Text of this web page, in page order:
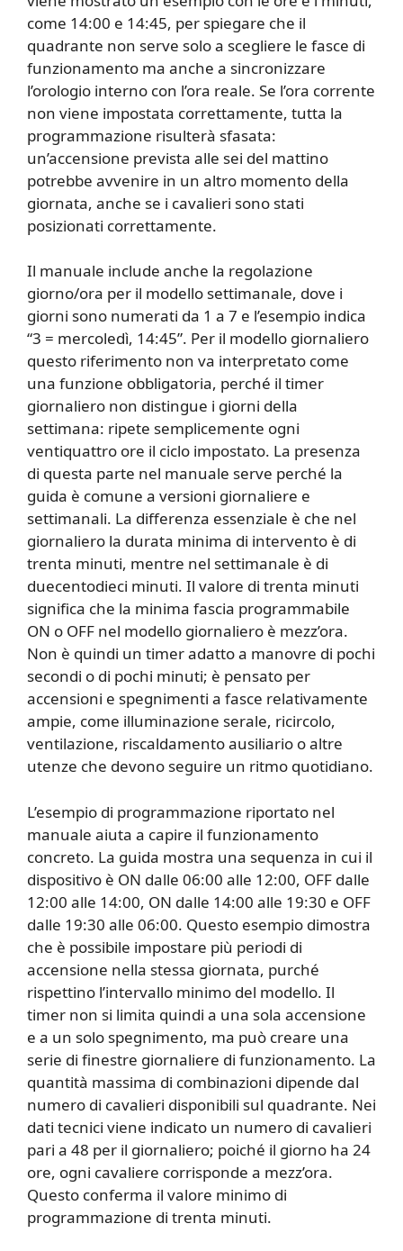
come 14:00 e 14:45, per spiegare che il
quadrante non serve solo a scegliere le fasce di
funzionamento ma anche a sincronizzare
l’orologio interno con l’ora reale. Se l’ora corrente
non viene impostata correttamente, tutta la
programmazione risulterà sfasata:
un’accensione prevista alle sei del mattino
potrebbe avvenire in un altro momento della
giornata, anche se i cavalieri sono stati
posizionati correttamente.
Il manuale include anche la regolazione
giorno/ora per il modello settimanale, dove i
giorni sono numerati da 1 a 7 e l’esempio indica
“3 = mercoledì, 14:45”. Per il modello giornaliero
questo riferimento non va interpretato come
una funzione obbligatoria, perché il timer
giornaliero non distingue i giorni della
settimana: ripete semplicemente ogni
ventiquattro ore il ciclo impostato. La presenza
di questa parte nel manuale serve perché la
guida è comune a versioni giornaliere e
settimanali. La differenza essenziale è che nel
giornaliero la durata minima di intervento è di
trenta minuti, mentre nel settimanale è di
duecentodieci minuti. Il valore di trenta minuti
significa che la minima fascia programmabile
ON o OFF nel modello giornaliero è mezz’ora.
Non è quindi un timer adatto a manovre di pochi
secondi o di pochi minuti; è pensato per
accensioni e spegnimenti a fasce relativamente
ampie, come illuminazione serale, ricircolo,
ventilazione, riscaldamento ausiliario o altre
utenze che devono seguire un ritmo quotidiano.
L’esempio di programmazione riportato nel
manuale aiuta a capire il funzionamento
concreto. La guida mostra una sequenza in cui il
dispositivo è ON dalle 06:00 alle 12:00, OFF dalle
12:00 alle 14:00, ON dalle 14:00 alle 19:30 e OFF
dalle 19:30 alle 06:00. Questo esempio dimostra
che è possibile impostare più periodi di
accensione nella stessa giornata, purché
rispettino l’intervallo minimo del modello. Il
timer non si limita quindi a una sola accensione
e a un solo spegnimento, ma può creare una
serie di finestre giornaliere di funzionamento. La
quantità massima di combinazioni dipende dal
numero di cavalieri disponibili sul quadrante. Nei
dati tecnici viene indicato un numero di cavalieri
pari a 48 per il giornaliero; poiché il giorno ha 24
ore, ogni cavaliere corrisponde a mezz’ora.
Questo conferma il valore minimo di
programmazione di trenta minuti.